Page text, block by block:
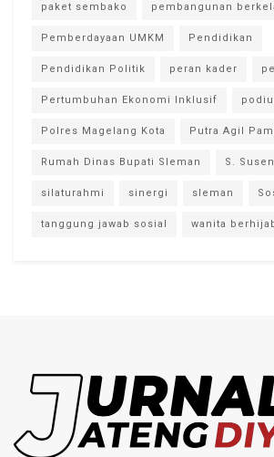
paket sembako pembangunan
Pemberdayaan UMKM Pendidikan
Pendidikan Politik peran kader
Pertumbuhan Ekonomi Inklusif
Polres Magelang Kota Putra Agil
Rumah Dinas Bupati Sleman S.
silaturahmi sinergi sleman
tanggung jawab sosial wanita